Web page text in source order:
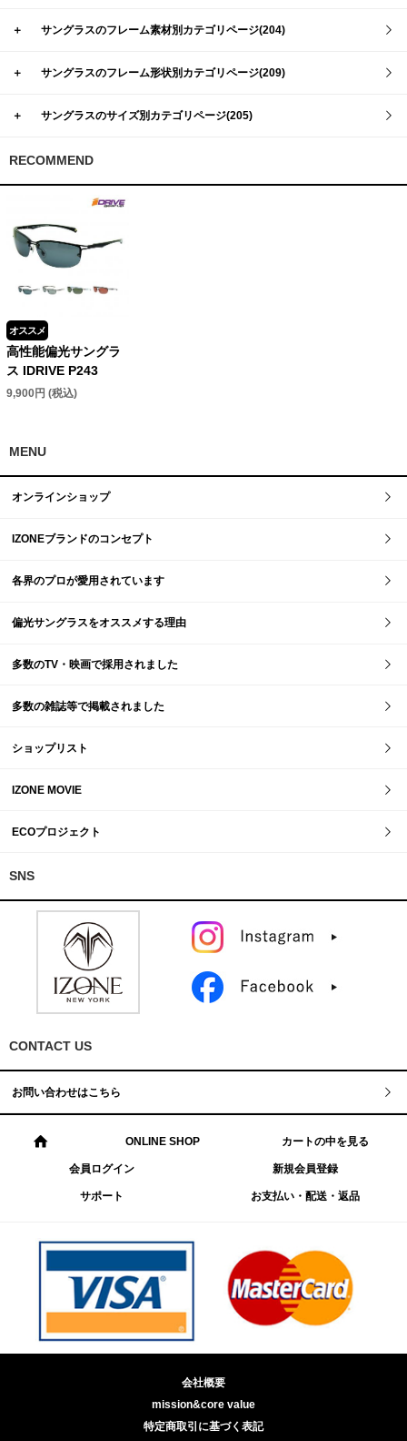
＋ サングラスのフレーム素材別カテゴリページ(204)
＋ サングラスのフレーム形状別カテゴリページ(209)
＋ サングラスのサイズ別カテゴリページ(205)
RECOMMEND
オススメ
高性能偏光サングラ
ス IDRIVE P243
9,900円 (税込)
MENU
オンラインショップ
IZONEブランドのコンセプト
各界のプロが愛用されています
偏光サングラスをオススメする理由
多数のTV・映画で採用されました
多数の雑誌等で掲載されました
ショップリスト
IZONE MOVIE
ECOプロジェクト
SNS
CONTACT US
お問い合わせはこちら
ONLINE SHOP カートの中を見る
会員ログイン 新規会員登録
サポート お支払い・配送・返品
会社概要
mission&core value
特定商取引に基づく表記